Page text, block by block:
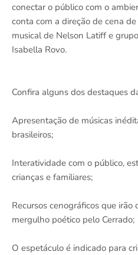
conectar o público com o
conta com a direção de cena
musical de Nelson Latiff e
Isabella Rovo.
Confira alguns dos destaques
Apresentação de músicas
brasileiros;
Interatividade com o público,
crianças e familiares;
Recursos cenográficos que irão
mergulho poético pelo Cerrado;
O espetáculo é indicado para